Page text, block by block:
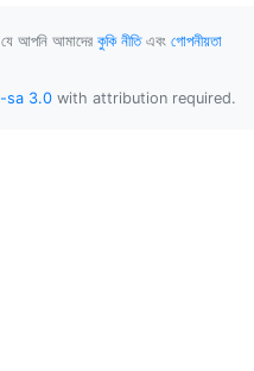
আপনি আমাদের কুকি নীতিএবং গোপনীয়তা
sa 3.0 with attribution required.